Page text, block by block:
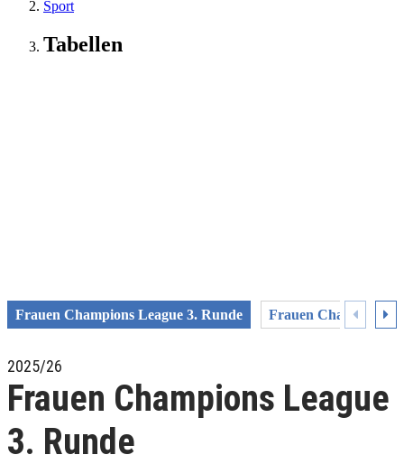
Sport
Tabellen
Frauen Champions League 3. Runde Frauen Champions
2025/26
Frauen Champions League
3. Runde